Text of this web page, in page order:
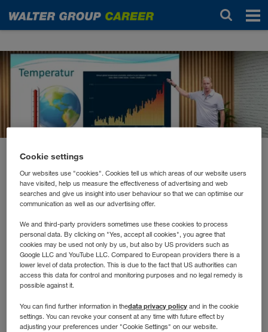
Novinky
„Green for Future“:
Klimaschutz-Impulse von
Marcus Wadsak
Im Rahmen unserer Nachhaltigkeitsinitiative„Green
for Future“durften wir den renommierten
Meteorologen, Radio- und TV-Moderator sowie
SachbuchautorMarcus Wadsakim WALTER
Studio in Wiener Neudorf begrüßen.
Cookie settings
Our websites use "cookies". Cookies tell us which areas of our website users
have visited, help us measure the effectiveness of advertising and web
searches and give us insight into user behaviour so that we can optimise our
communication as well as our advertising offer.
We and third-party providers sometimes use these cookies to process
personal data. By clicking on "Yes, accept all cookies", you agree that
cookies may be used not only by us, but also by US providers such as
Google LLC and YouTube LLC. Compared to European providers there is a
lower level of data protection. This is due to the fact that US authorities can
access this data for control and monitoring purposes and no legal remedy is
possible against it.
You can find further information in thedata privacy policy and in the cookie
settings. You can revoke your consent at any time with future effect by
adjusting your preferences under "Cookie Settings" on our website.